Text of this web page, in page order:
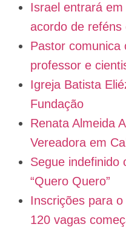
Israel entrará
acordo de reféns
Pastor comunica
professor e
Igreja Batista
Fundação
Renata Almeida
Vereadora em
Segue indefinido
“Quero Quero”
Inscrições para o
120 vagas